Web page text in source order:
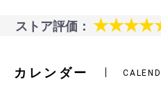
ストア評価：
カレンダー